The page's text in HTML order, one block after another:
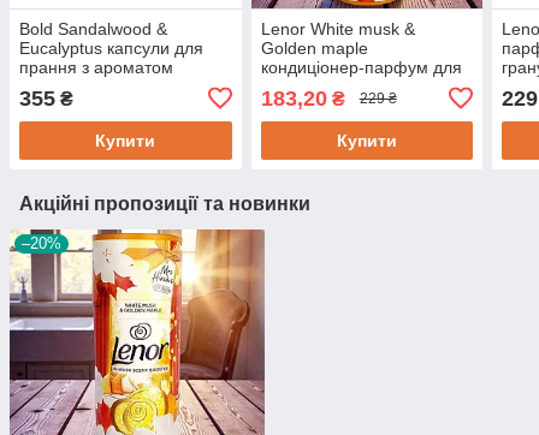
Bold Sandalwood &
Eucalyptus капсули для
прання з ароматом
евкаліпта (25 шт)
355 ₴
Купити
Lenor White musk &
Golden maple
кондиціонер-парфум для
перлинках 176 г
183,20₴ 229 ₴
Купити
229
Акційні пропозиції та новинки
–20%